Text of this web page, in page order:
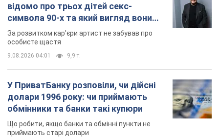
відомо про трьох дітей секс-
символа 90-х та який вигляд вони
мають
За розвитком кар'єри артист не забував про
особисте щастя
9.08.2026 04:01 9,9 т.
У ПриватБанку розповіли, чи дійсні
долари 1996 року: чи приймають
обмінники та банки такі купюри
Що робити, якщо банки та обмінні пункти не
приймають старі долари